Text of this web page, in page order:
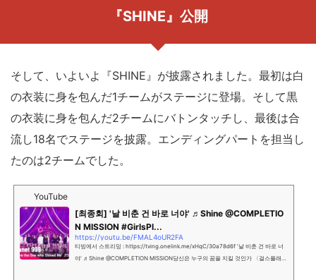
『SHINE』公開
そして、いよいよ『SHINE』が披露されました。最初は白
の衣装に身を包んだ1チームがステージに登場。そして黒
の衣装に身を包んだ2チームにバトンタッチし、最後は合
流し18名でステージを披露。エンディングパートを担当し
たのは2チームでした。
YouTube
[최종회] '날 비춘 건 바로 너야' ♬Shine @COMPLETIO
N MISSION #GirlsPl...
https://youtu.be/FMAL4oUR2FA
티빙에서 스트리밍 : https://tving.onelink.me/xHqC/30a78d6f '날 비춘 건 바로 너
야' ♬Shine @COMPLETION MISSION당신은 누구의 꿈을 지킬 것인가 〈걸스플래닛